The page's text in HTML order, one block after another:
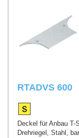
RTADVS 600
Deckel für Anbau
Drehriegel, Stahl,